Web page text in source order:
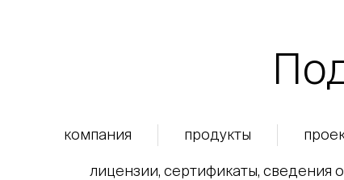
компания продукты
лицензии, сертификаты, сведения